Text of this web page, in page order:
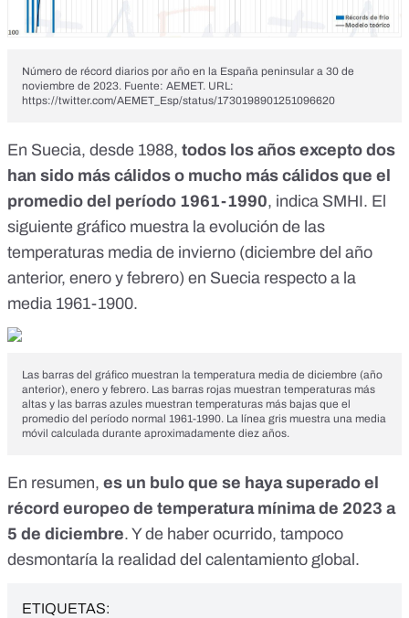
Número de récord diarios por año en la España peninsular a 30 de
noviembre de 2023. Fuente: AEMET. URL:
https://twitter.com/AEMET_Esp/status/1730198901251096620
En Suecia, desde 1988, todos los años excepto dos
han sido más cálidos o mucho más cálidos que el
promedio del período 1961-1990, indica SMHI. El
siguiente gráfico muestra la evolución de las
temperaturas media de invierno (diciembre del año
anterior, enero y febrero) en Suecia respecto a la
media 1961-1900.
Las barras del gráfico muestran la temperatura media de diciembre (año
anterior), enero y febrero. Las barras rojas muestran temperaturas más
altas y las barras azules muestran temperaturas más bajas que el
promedio del período normal 1961-1990. La línea gris muestra una media
móvil calculada durante aproximadamente diez años.
En resumen, es un bulo que se haya superado el
récord europeo de temperatura mínima de 2023 a
5 de diciembre. Y de haber ocurrido, tampoco
desmontaría la realidad del calentamiento global.
ETIQUETAS: